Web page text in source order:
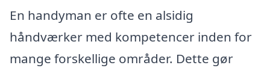
En handyman er ofte en alsidig
håndværker med kompetencer inden for
mange forskellige områder. Dette gør